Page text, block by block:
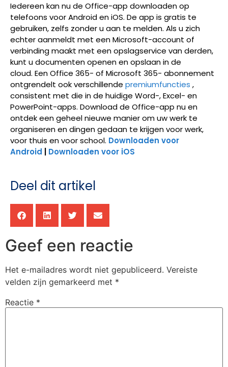
Iedereen kan nu de Office-app downloaden op
telefoons voor Android en iOS. De app is gratis te
gebruiken, zelfs zonder u aan te melden. Als u zich
echter aanmeldt met een Microsoft-account of
verbinding maakt met een opslagservice van derden,
kunt u documenten openen en opslaan in de
cloud. EenOffice 365- of Microsoft 365- abonnement
ontgrendelt ook verschillende premiumfuncties ,
consistent met die in de huidige Word-, Excel- en
PowerPoint-apps. Download de Office-app nu en
ontdek een geheel nieuwe manier om uw werk te
organiseren en dingen gedaan te krijgen voor werk,
voor thuis en voor school. Downloaden voor
Android
Downloaden voor iOS
Deel dit artikel
Geef een reactie
Het e-mailadres wordt niet gepubliceerd. Vereiste
velden zijn gemarkeerd met *
Reactie *